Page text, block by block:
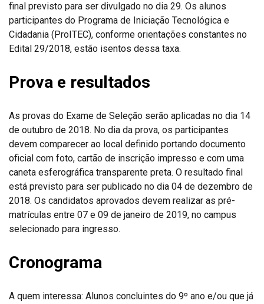
final previsto para ser divulgado no dia 29. Os alunos
participantes do Programa de Iniciação Tecnológica e
Cidadania (ProITEC), conforme orientações constantes no
Edital 29/2018, estão isentos dessa taxa.
Prova e resultados
As provas do Exame de Seleção serão aplicadas no dia 14
de outubro de 2018. No dia da prova, os participantes
devem comparecer ao local definido portando documento
oficial com foto, cartão de inscrição impresso e com uma
caneta esferográfica transparente preta. O resultado final
está previsto para ser publicado no dia 04 de dezembro de
2018. Os candidatos aprovados devem realizar as pré-
matrículas entre 07 e 09 de janeiro de 2019, no campus
selecionado para ingresso.
Cronograma
A quem interessa: Alunos concluintes do 9º ano e/ou que já